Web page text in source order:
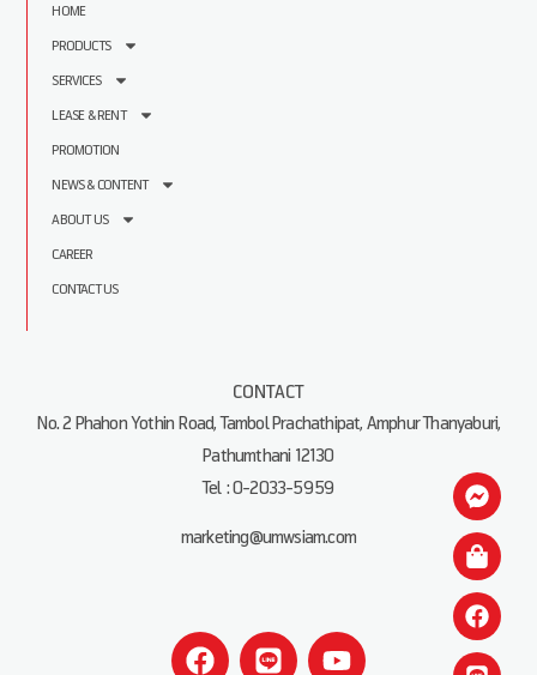
HOME
PRODUCTS
SERVICES
LEASE & RENT
PROMOTION
NEWS & CONTENT
ABOUT US
CAREER
CONTACT US
CONTACT
No. 2 Phahon Yothin Road, Tambol Prachathipat, Amphur Thanyaburi,
Pathumthani 12130
Tel : 0-2033-5959
marketing@umwsiam.com